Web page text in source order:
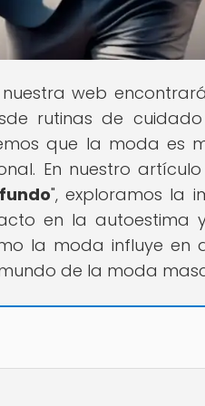
nuestra web
rutinas de
que la moda es
En nuestro artículo
", exploramos la
en la
la moda influye en
de la moda